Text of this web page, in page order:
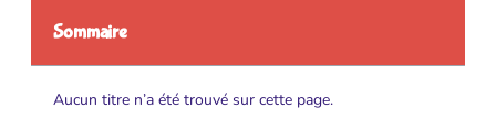
Sommaire
Aucun titre n’a été trouvé sur cette page.